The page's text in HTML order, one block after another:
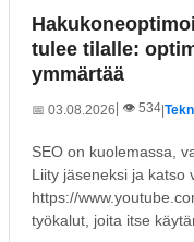
tulee tilalle:
ymmärtää
📅 03.08.2026 | 👁️ 534|
SEO on kuolemassa,
Liity jäseneksi ja katso
https://
työkalut, joita itse